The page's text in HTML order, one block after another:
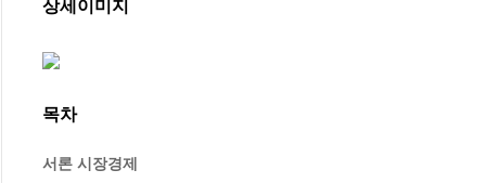
상세이미지
목차
서론 시장경제